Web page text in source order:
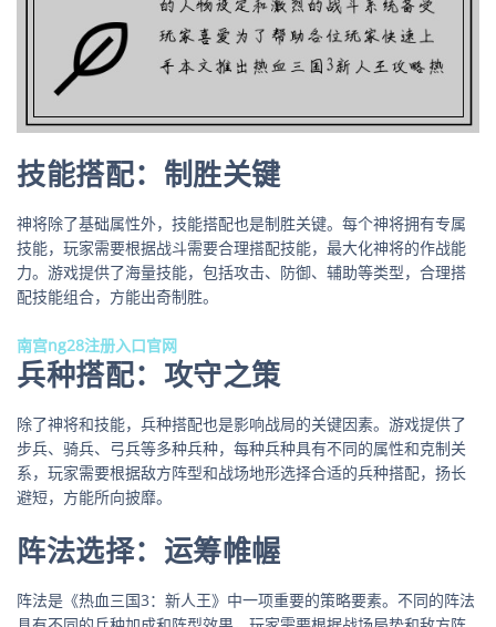
技能搭配：制胜关键
神将除了基础属性外，技能搭配也是制胜关键。每个神将拥有专属
技能，玩家需要根据战斗需要合理搭配技能，最大化神将的作战能
力。游戏提供了海量技能，包括攻击、防御、辅助等类型，合理搭
配技能组合，方能出奇制胜。
南宫ng28注册入口官网
兵种搭配：攻守之策
除了神将和技能，兵种搭配也是影响战局的关键因素。游戏提供了
步兵、骑兵、弓兵等多种兵种，每种兵种具有不同的属性和克制关
系，玩家需要根据敌方阵型和战场地形选择合适的兵种搭配，扬长
避短，方能所向披靡。
阵法选择：运筹帷幄
阵法是《热血三国3：新人王》中一项重要的策略要素。不同的阵法